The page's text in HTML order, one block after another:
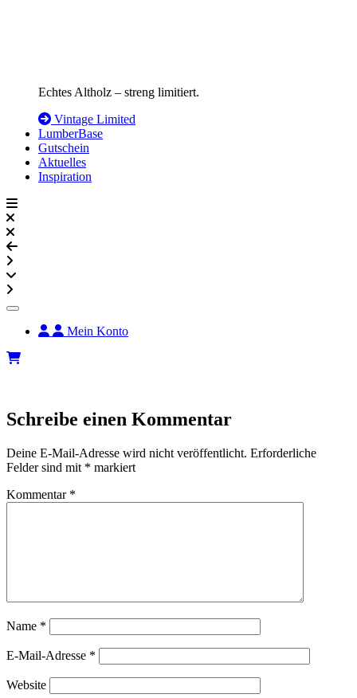
Echtes Altholz – streng limitiert.
Vintage Limited
LumberBase
Gutschein
Aktuelles
Inspiration
Mein Konto
Schreibe einen Kommentar
Deine E-Mail-Adresse wird nicht veröffentlicht. Erforderliche
Felder sind mit * markiert
Kommentar *
Name *
E-Mail-Adresse *
Website